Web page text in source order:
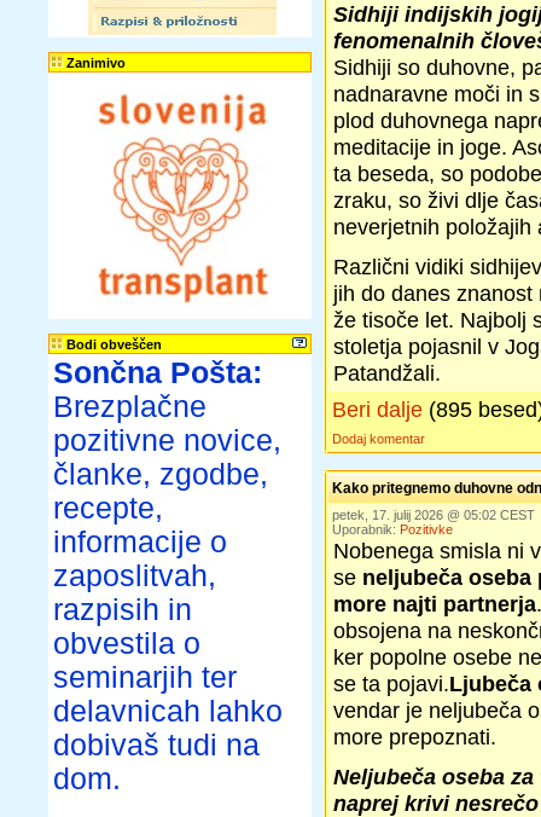
Zanimivo
Bodi obveščen
Sončna Pošta:
Brezplačne
pozitivne novice,
članke, zgodbe,
recepte,
informacije o
zaposlitvah,
razpisih in
obvestila o
seminarjih ter
delavnicah lahko
dobivaš tudi na
dom.
Sidhiji indijskih
fenomenalnih
Sidhiji so duhovne,
nadnaravne moči in
plod duhovnega
meditacije in joge.
ta beseda, so
zraku, so živi dlje
neverjetnih položajih
Različni vidiki
jih do danes
že tisoče let. Najbolj
stoletja pojasnil v
Patandžali.
Beri dalje (895
Dodaj komentar
Kako pritegnemo duhovne
petek, 17. julij 2026 @ 05:02 CEST
Uporabnik: Pozitivke
Nobenega smisla ni
se neljubeča oseba
more najti partnerja
obsojena na
ker popolne osebe
se ta pojavi.Ljubeča
vendar je neljubeča
more prepoznati.
Neljubeča oseba
naprej krivi